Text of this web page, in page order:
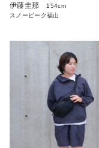
伊藤圭那
154cm
スノーピーク福山